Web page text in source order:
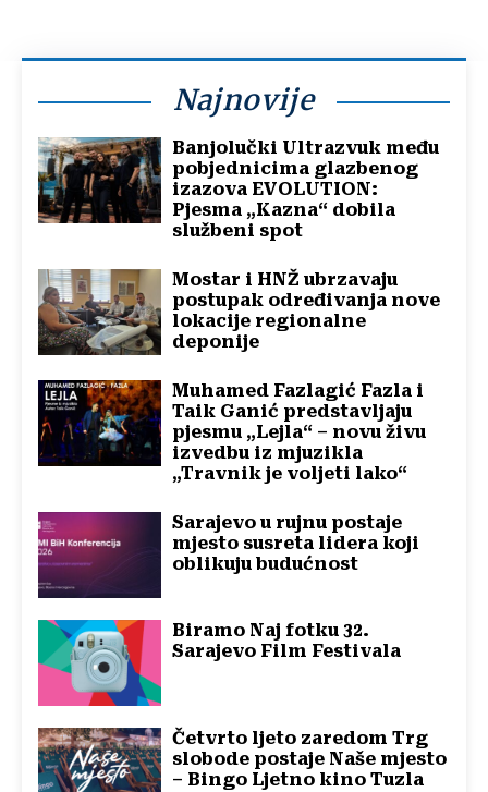
Najnovije
Banjolučki Ultrazvuk među
pobjednicima glazbenog
izazova EVOLUTION:
Pjesma „Kazna“ dobila
službeni spot
Mostar i HNŽ ubrzavaju
postupak određivanja nove
lokacije regionalne
deponije
Muhamed Fazlagić Fazla i
Taik Ganić predstavljaju
pjesmu „Lejla“ – novu živu
izvedbu iz mjuzikla
„Travnik je voljeti lako“
Sarajevo u rujnu postaje
mjesto susreta lidera koji
oblikuju budućnost
Biramo Naj fotku 32.
Sarajevo Film Festivala
Četvrto ljeto zaredom Trg
slobode postaje Naše mjesto
– Bingo Ljetno kino Tuzla